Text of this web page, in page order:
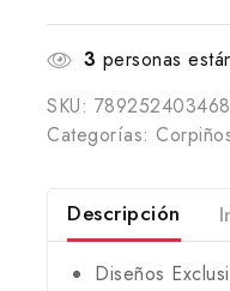
3 personas
SKU:
Categorías:
Descripción
Diseños